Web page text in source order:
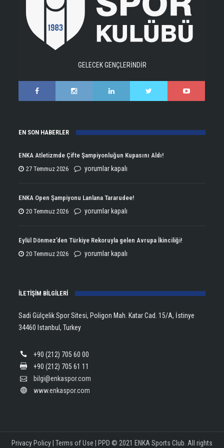
GELECEK GENÇLERİNDİR
EN SON HABERLER
ENKA Atletizmde Çifte Şampiyonluğun Kupasını Aldı!
27 Temmuz 2026
ENKA
Çifte
Şampiyonluğun
yorumlar kapalı
ENKA Open Şampiyonu Lanlana Tararudee!
20 Temmuz 2026
ENKA
Şampiyonu
Lanlana
yorumlar kapalı
Eylül Dönmez’den Türkiye Rekoruyla gelen Avrupa İkinciliği!
20 Temmuz 2026
Eylül
Rekoruyla
Avrupa
yorumlar kapalı
İLETİŞİM BİLGİLERİ
Sadi Gülçelik Spor Sitesi, Poligon Mah. Katar Cad. 15/A, İstinye
34460 Istanbul, Turkey
+90 (212) 705 60 00
+90 (212) 705 61 11
bilgi@enkaspor.com
www.enkaspor.com
Privacy Policy| Terms of Use | PPD © 2021 ENKA Sports Club. All rights